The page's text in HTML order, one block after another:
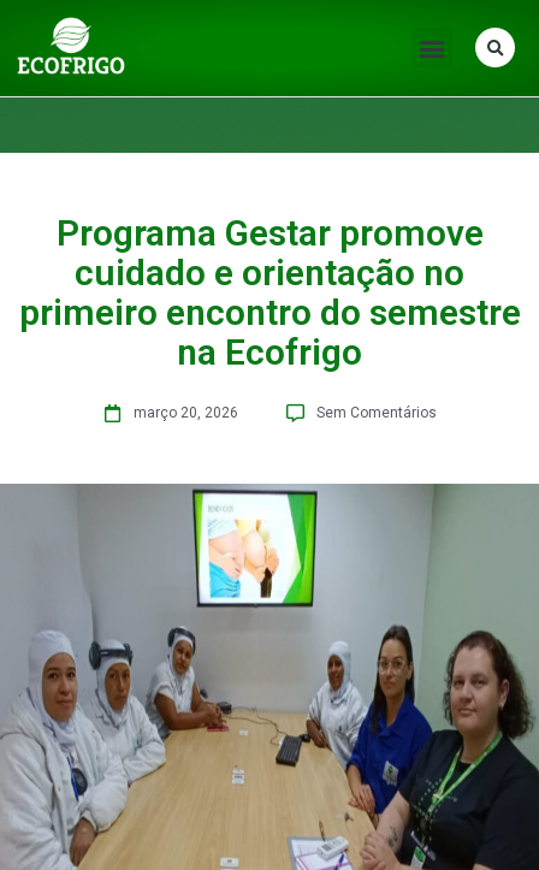
Programa Gestar promove
cuidado e orientação no
primeiro encontro do semestre
na Ecofrigo
março 20, 2026 Sem Comentários